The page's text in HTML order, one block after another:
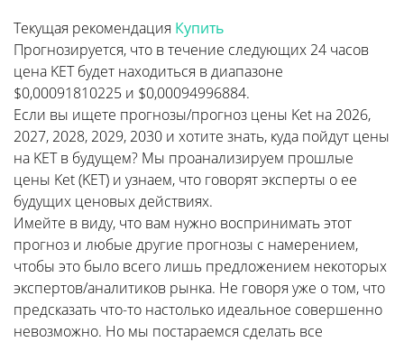
Текущая рекомендация Купить
Прогнозируется, что в течение следующих 24 часов
цена KET будет находиться в диапазоне
$0,00091810225 и $0,00094996884.
Если вы ищете прогнозы/прогноз цены Ket на 2026,
2027, 2028, 2029, 2030 и хотите знать, куда пойдут цены
на KET в будущем? Мы проанализируем прошлые
цены Ket (KET) и узнаем, что говорят эксперты о ее
будущих ценовых действиях.
Имейте в виду, что вам нужно воспринимать этот
прогноз и любые другие прогнозы с намерением,
чтобы это было всего лишь предложением некоторых
экспертов/аналитиков рынка. Не говоря уже о том, что
предсказать что-то настолько идеальное совершенно
невозможно. Но мы постараемся сделать все